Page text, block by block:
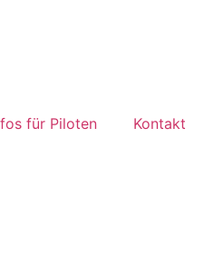
für Piloten Kontakt